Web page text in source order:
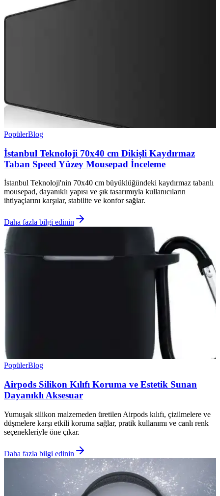
PopülerBlog
İstanbul Teknoloji 70x40 cm Dikişli Kaydırmaz
Taban Speed Yüzey Mousepad İnceleme
İstanbul Teknoloji'nin 70x40 cm büyüklüğündeki kaydırmaz tabanlı
mousepad, dayanıklı yapısı ve şık tasarımıyla kullanıcıların
ihtiyaçlarını karşılar, stabilite ve konfor sağlar.
Daha fazla bilgi edinin
PopülerBlog
Airpods Silikon Kılıfı Koruma ve Estetik Sunan
Dayanıklı Aksesuar
Yumuşak silikon malzemeden üretilen Airpods kılıfı, çizilmelere ve
düşmelere karşı etkili koruma sağlar, pratik kullanımı ve canlı renk
seçenekleriyle öne çıkar.
Daha fazla bilgi edinin